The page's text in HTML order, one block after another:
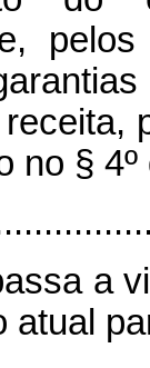
no §
a
atual